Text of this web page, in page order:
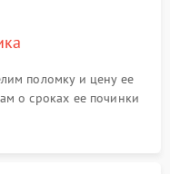
поломку и цену ее
о сроках ее починки